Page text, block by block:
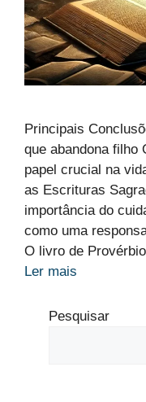
Principais
que abandona filho
papel crucial na
as Escrituras
importância do
como uma
O livro de
Ler mais
Pesquisar